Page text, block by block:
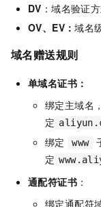
DV ：域名验证
OV、EV：域名
域名赠送规则
单域名证书：
绑定主域名
定
绑定
www
定
通配符证书 ：
绑定通配符